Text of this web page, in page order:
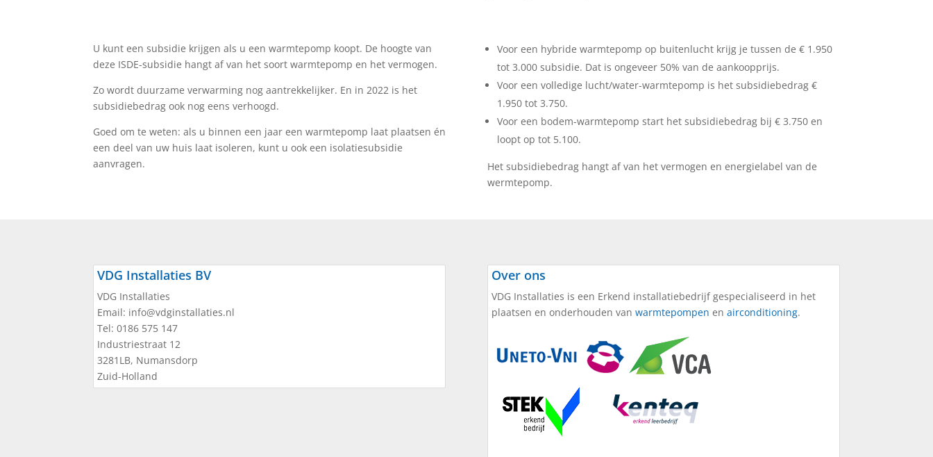
U kunt een subsidie krijgen als u een warmtepomp koopt. De hoogte van
deze ISDE-subsidie hangt af van het soort warmtepomp en het vermogen.
Zo wordt duurzame verwarming nog aantrekkelijker. En in 2022 is het
subsidiebedrag ook nog eens verhoogd.
Goed om te weten: als u binnen een jaar een warmtepomp laat plaatsen én
een deel van uw huis laat isoleren, kunt u ook een isolatiesubsidie
aanvragen.
Voor een hybride warmtepomp op buitenlucht krijg je tussen de € 1.950
tot 3.000 subsidie. Dat is ongeveer 50% van de aankoopprijs.
Voor een volledige lucht/water-warmtepomp is het subsidiebedrag €
1.950 tot 3.750.
Voor een bodem-warmtepomp start het subsidiebedrag bij € 3.750 en
loopt op tot 5.100.
Het subsidiebedrag hangt af van het vermogen en energielabel van de
wermtepomp.
VDG Installaties BV
VDG Installaties
Email: info@vdginstallaties.nl
Tel:0186 575 147
Industriestraat 12
3281LB, Numansdorp
Zuid-Holland
Over ons
VDG Installaties is een Erkend installatiebedrijf gespecialiseerd in het
plaatsen en onderhouden van warmtepompen en airconditioning.